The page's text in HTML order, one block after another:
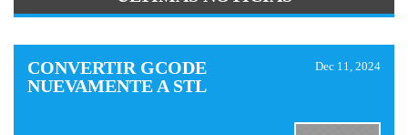
CONVERTIR GCODE
NUEVAMENTE A STL
Dec 11, 2024